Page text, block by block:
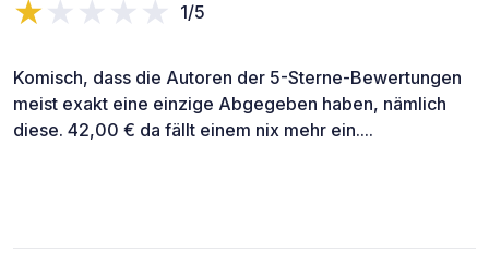
1/5
Komisch, dass die Autoren der 5-Sterne-Bewertungen
meist exakt eine einzige Abgegeben haben, nämlich
diese. 42,00 € da fällt einem nix mehr ein....